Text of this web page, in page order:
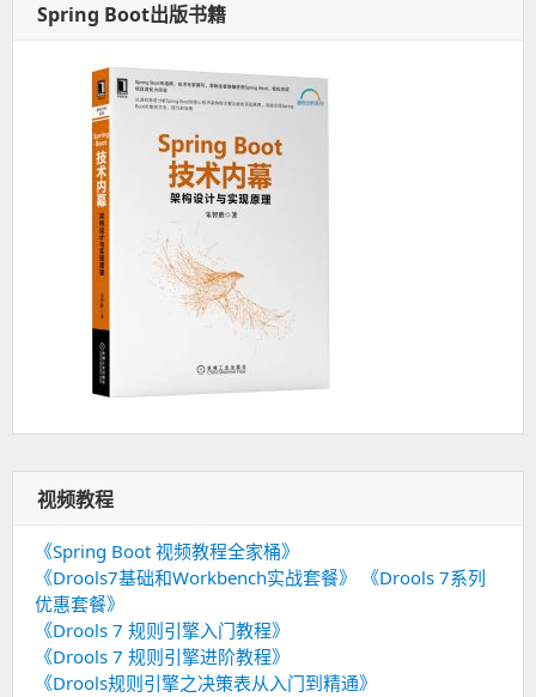
Spring Boot出版书籍
视频教程
《Spring Boot 视频教程全家桶》
《Drools7基础和Workbench实战套餐》
《Drools 7系列
优惠套餐》
《Drools 7 规则引擎入门教程》
《Drools 7 规则引擎进阶教程》
《Drools规则引擎之决策表从入门到精通》